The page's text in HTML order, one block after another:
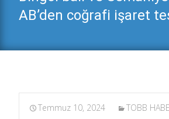
AB’den coğrafi işaret
Temmuz 10, 2024 TOBB